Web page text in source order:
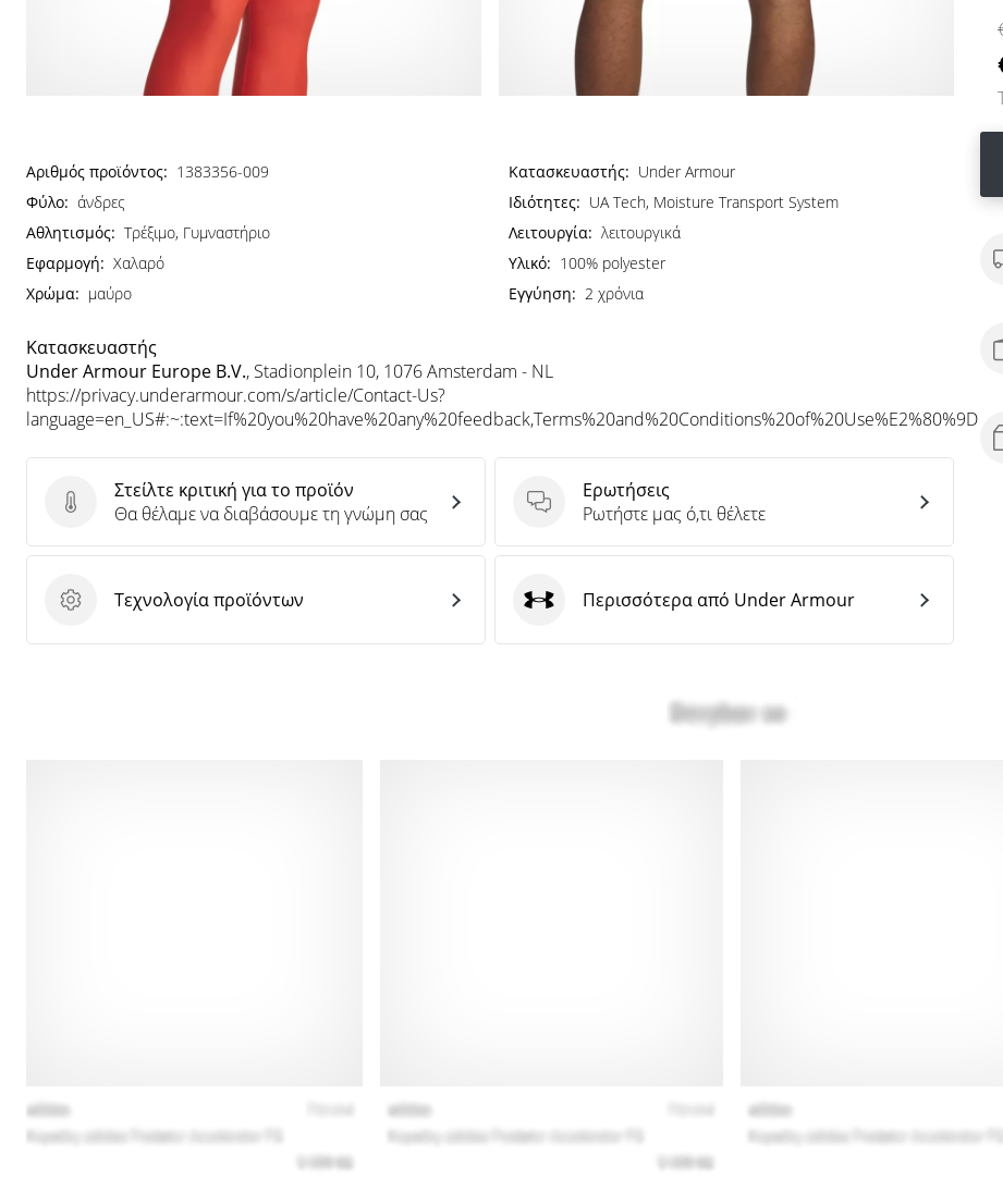
Αριθμός προϊόντος: 1383356-009 Κατασκευαστής: Under Armour
Φύλο: άνδρες Ιδιότητες: UA Tech, Moisture Transport System
Αθλητισμός: Τρέξιμο, Γυμναστήριο Λειτουργία: λειτουργικά
Εφαρμογή: Χαλαρό Υλικό: 100% polyester
Χρώμα: μαύρο Εγγύηση: 2 χρόνια
Κατασκευαστής
Under Armour Europe B.V., Stadionplein 10, 1076 Amsterdam - NL
https://privacy.underarmour.com/s/article/Contact-Us?
language=en_US#:~:text=If%20you%20have%20any%20feedback,Terms%20and%20Conditions%20of%20Use%E2%80%9D
Στείλτε κριτική για το προϊόν
Στείλτε κριτική για το προϊόν
Θα θέλαμε να διαβάσουμε τη γνώμη σας
Ερωτήσεις
Ερωτήσεις
Ρωτήστε μας ό,τι θέλετε
Τεχνολογία προϊόντων
Τεχνολογία προϊόντων Under Armour
Περισσότερα από Under Armour